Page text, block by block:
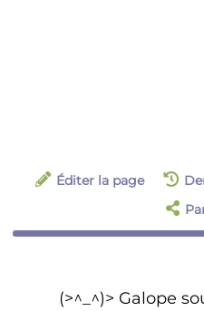
Éditer la page
(>^_^)> Galope